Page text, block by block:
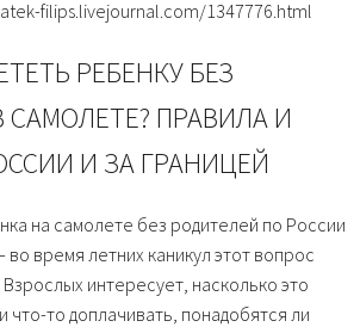
filips.livejournal.com/1347776.html
РЕБЕНКУ БЕЗ
ПРАВИЛА И
И ЗА ГРАНИЦЕЙ
на самолете без родителей по России
время летних каникул этот вопрос
интересует, насколько это
что-то доплачивать, понадобятся ли